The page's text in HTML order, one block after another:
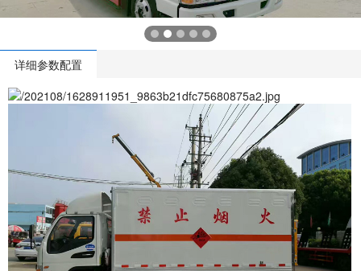
详细参数配置